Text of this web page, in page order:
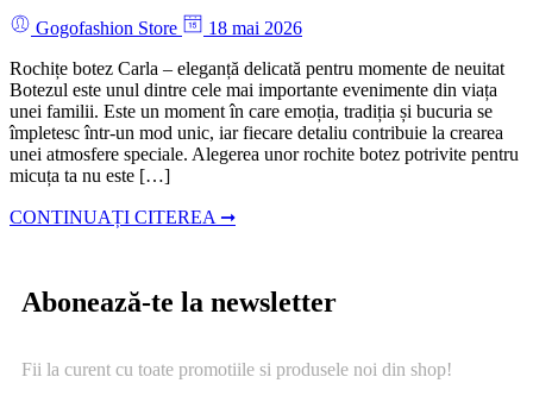
Gogofashion Store
18 mai 2026
Rochițe botez Carla – eleganță delicată pentru momente de neuitat
Botezul este unul dintre cele mai importante evenimente din viața
unei familii. Este un moment în care emoția, tradiția și bucuria se
împletesc într-un mod unic, iar fiecare detaliu contribuie la crearea
unei atmosfere speciale. Alegerea unor rochite botez potrivite pentru
micuța ta nu este […]
CONTINUAȚI CITEREA ➞
Abonează-te la newsletter
Fii la curent cu toate promotiile si produsele noi din shop!